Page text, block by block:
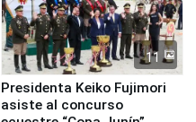
11
Presidenta Keiko Fujimori
asiste al concurso